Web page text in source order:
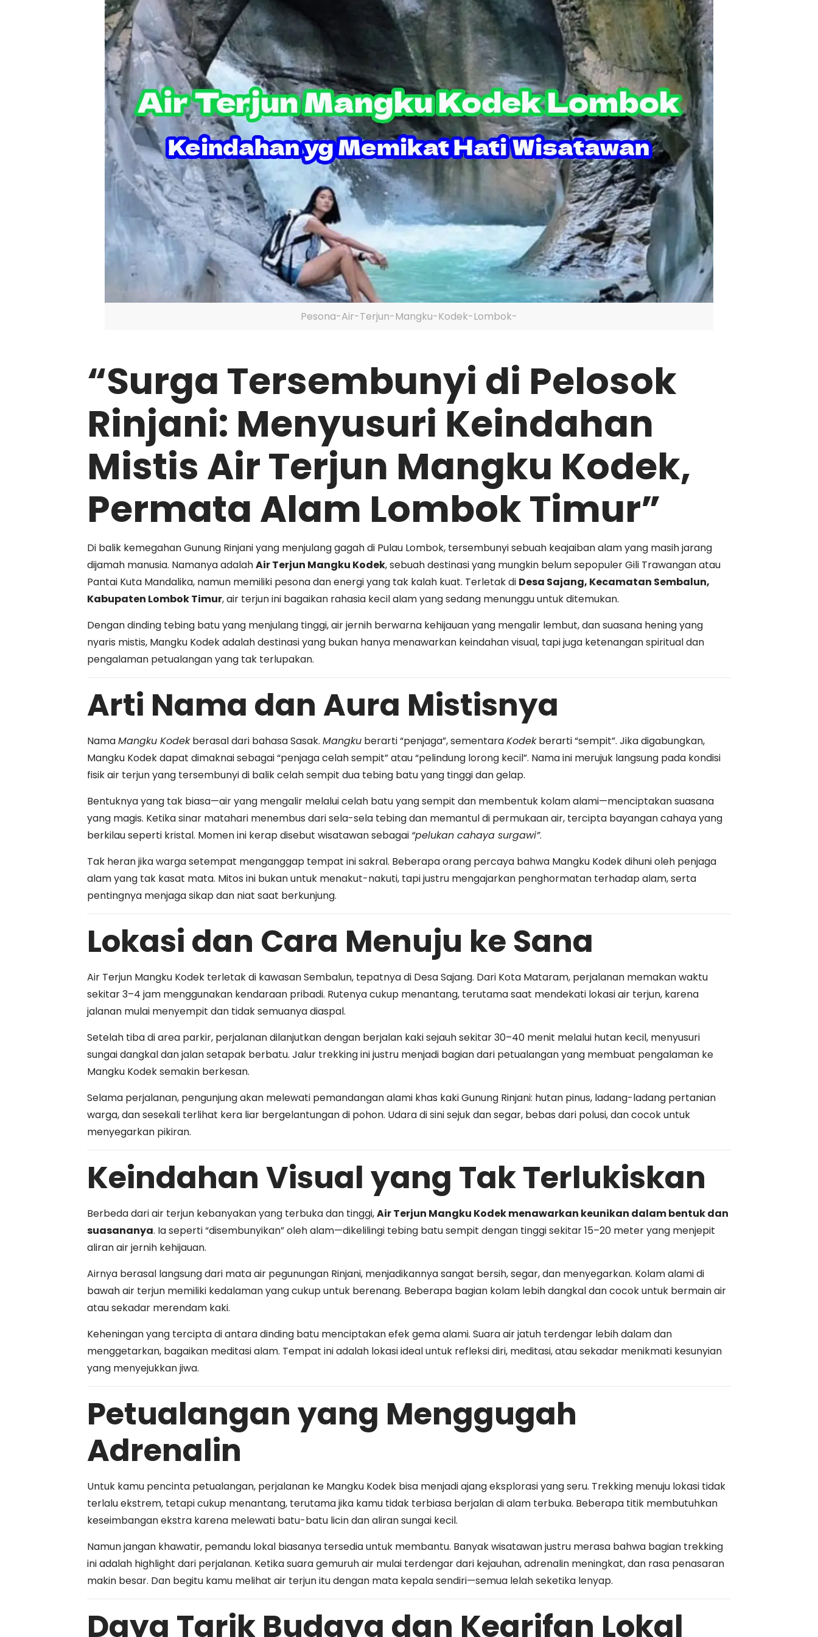
Pesona-Air-Terjun-Mangku-Kodek-Lombok-
“Surga Tersembunyi di Pelosok
Rinjani: Menyusuri Keindahan
Mistis Air Terjun Mangku Kodek,
Permata Alam Lombok Timur”
Di balik kemegahan Gunung Rinjani yang menjulang gagah di Pulau Lombok, tersembunyi sebuah keajaiban alam yang masih jarang
dijamah manusia. Namanya adalahAir Terjun Mangku Kodek, sebuah destinasi yang mungkin belum sepopuler Gili Trawangan atau
Pantai Kuta Mandalika, namun memiliki pesona dan energi yang tak kalah kuat. Terletak di Desa Sajang, Kecamatan Sembalun,
Kabupaten Lombok Timur, air terjun ini bagaikan rahasia kecil alam yang sedang menunggu untuk ditemukan.
Dengan dinding tebing batu yang menjulang tinggi, air jernih berwarna kehijauan yang mengalir lembut, dan suasana hening yang
nyaris mistis, Mangku Kodek adalah destinasi yang bukan hanya menawarkan keindahan visual, tapi juga ketenangan spiritual dan
pengalaman petualangan yang tak terlupakan.
Arti Nama dan Aura Mistisnya
NamaMangku Kodekberasal dari bahasa Sasak. Mangkuberarti “penjaga”, sementaraKodekberarti “sempit”. Jika digabungkan,
Mangku Kodek dapat dimaknai sebagai “penjaga celah sempit” atau “pelindung lorong kecil”. Nama ini merujuk langsung pada kondisi
fisik air terjun yang tersembunyi di balik celah sempit dua tebing batu yang tinggi dan gelap.
Bentuknya yang tak biasa—air yang mengalir melalui celah batu yang sempit dan membentuk kolam alami—menciptakan suasana
yang magis. Ketika sinar matahari menembus dari sela-sela tebing dan memantul di permukaan air, tercipta bayangan cahaya yang
berkilau seperti kristal. Momen ini kerap disebut wisatawan sebagai “pelukan cahaya surgawi”.
Tak heran jika warga setempat menganggap tempat ini sakral. Beberapa orang percaya bahwa Mangku Kodek dihuni oleh penjaga
alam yang tak kasat mata. Mitos ini bukan untuk menakut-nakuti, tapi justru mengajarkan penghormatan terhadap alam, serta
pentingnya menjaga sikap dan niat saat berkunjung.
Lokasi dan Cara Menuju ke Sana
Air Terjun Mangku Kodek terletak di kawasan Sembalun, tepatnya di Desa Sajang. Dari Kota Mataram, perjalanan memakan waktu
sekitar 3–4 jam menggunakan kendaraan pribadi. Rutenya cukup menantang, terutama saat mendekati lokasi air terjun, karena
jalanan mulai menyempit dan tidak semuanya diaspal.
Setelah tiba di area parkir, perjalanan dilanjutkan dengan berjalan kaki sejauh sekitar 30–40 menit melalui hutan kecil, menyusuri
sungai dangkal dan jalan setapak berbatu. Jalur trekking ini justru menjadi bagian dari petualangan yang membuat pengalaman ke
Mangku Kodek semakin berkesan.
Selama perjalanan, pengunjung akan melewati pemandangan alami khas kaki Gunung Rinjani: hutan pinus, ladang-ladang pertanian
warga, dan sesekali terlihat kera liar bergelantungan di pohon. Udara di sini sejuk dan segar, bebas dari polusi, dan cocok untuk
menyegarkan pikiran.
Keindahan Visual yang Tak Terlukiskan
Berbeda dari air terjun kebanyakan yang terbuka dan tinggi,Air Terjun Mangku Kodek menawarkan keunikan dalam bentuk dan
suasananya. Ia seperti “disembunyikan” oleh alam—dikelilingi tebing batu sempit dengan tinggi sekitar 15–20 meter yang menjepit
aliran air jernih kehijauan.
Airnya berasal langsung dari mata air pegunungan Rinjani, menjadikannya sangat bersih, segar, dan menyegarkan. Kolam alami di
bawah air terjun memiliki kedalaman yang cukup untuk berenang. Beberapa bagian kolam lebih dangkal dan cocok untuk bermain air
atau sekadar merendam kaki.
Keheningan yang tercipta di antara dinding batu menciptakan efek gema alami. Suara air jatuh terdengar lebih dalam dan
menggetarkan, bagaikan meditasi alam. Tempat ini adalah lokasi ideal untuk refleksi diri, meditasi, atau sekadar menikmati kesunyian
yang menyejukkan jiwa.
Petualangan yang Menggugah
Adrenalin
Untuk kamu pencinta petualangan, perjalanan ke Mangku Kodek bisa menjadi ajang eksplorasi yang seru. Trekking menuju lokasi tidak
terlalu ekstrem, tetapi cukup menantang, terutama jika kamu tidak terbiasa berjalan di alam terbuka. Beberapa titik membutuhkan
keseimbangan ekstra karena melewati batu-batu licin dan aliran sungai kecil.
Namun jangan khawatir, pemandu lokal biasanya tersedia untuk membantu. Banyak wisatawan justru merasa bahwa bagian trekking
ini adalah highlight dari perjalanan. Ketika suara gemuruh air mulai terdengar dari kejauhan, adrenalin meningkat, dan rasa penasaran
makin besar. Dan begitu kamu melihat air terjun itu dengan mata kepala sendiri—semua lelah seketika lenyap.
Daya Tarik Budaya dan Kearifan Lokal